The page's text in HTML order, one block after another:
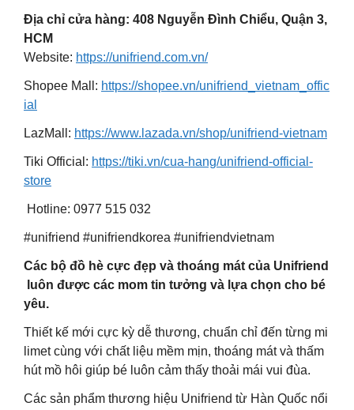
Địa chỉ cửa hàng: 408 Nguyễn Đình Chiểu, Quận 3,
HCM
Website: https://unifriend.com.vn/
Shopee Mall: https://shopee.vn/unifriend_vietnam_offic
ial
LazMall: https://www.lazada.vn/shop/unifriend-vietnam
Tiki Official: https://tiki.vn/cua-hang/unifriend-official-
store
Hotline: 0977 515 032
#unifriend #unifriendkorea #unifriendvietnam
Các bộ đồ hè cực đẹp và thoáng mát của Unifriend
luôn được các mom tin tưởng và lựa chọn cho bé
yêu.
Thiết kế mới cực kỳ dễ thương, chuẩn chỉ đến từng mi
limet cùng với chất liệu mềm mịn, thoáng mát và thấm
hút mồ hôi giúp bé luôn cảm thấy thoải mái vui đùa.
Các sản phẩm thương hiệu Unifriend từ Hàn Quốc nổi